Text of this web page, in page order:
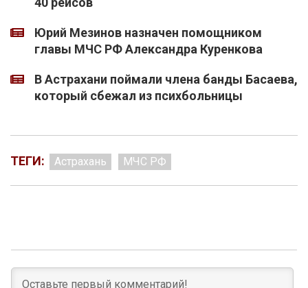
Юрий Мезинов назначен помощником
главы МЧС РФ Александра Куренкова
В Астрахани поймали члена банды Басаева,
который сбежал из психбольницы
ТЕГИ: Астрахань МЧС РФ